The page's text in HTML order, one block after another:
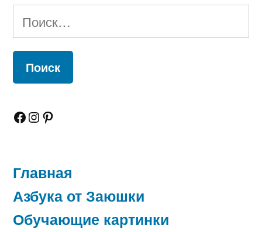
Найти:
Facebook
Instagram
Pinterest
Главная
Азбука от Заюшки
Обучающие картинки